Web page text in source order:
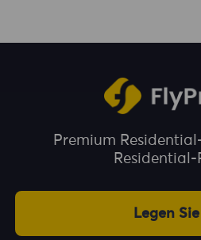
Premium
Residential-
Legen